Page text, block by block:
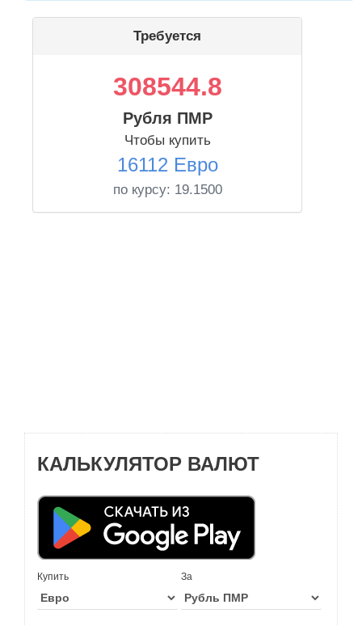
Требуется
308544.8
Рубля ПМР
Чтобы купить
16112 Евро
по курсу: 19.1500
КАЛЬКУЛЯТОР ВАЛЮТ
Купить За